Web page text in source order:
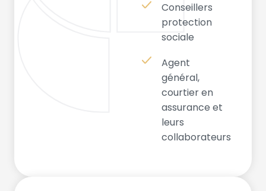
Conseillers
protection
sociale
Agent
général,
courtier en
assurance et
leurs
collaborateurs